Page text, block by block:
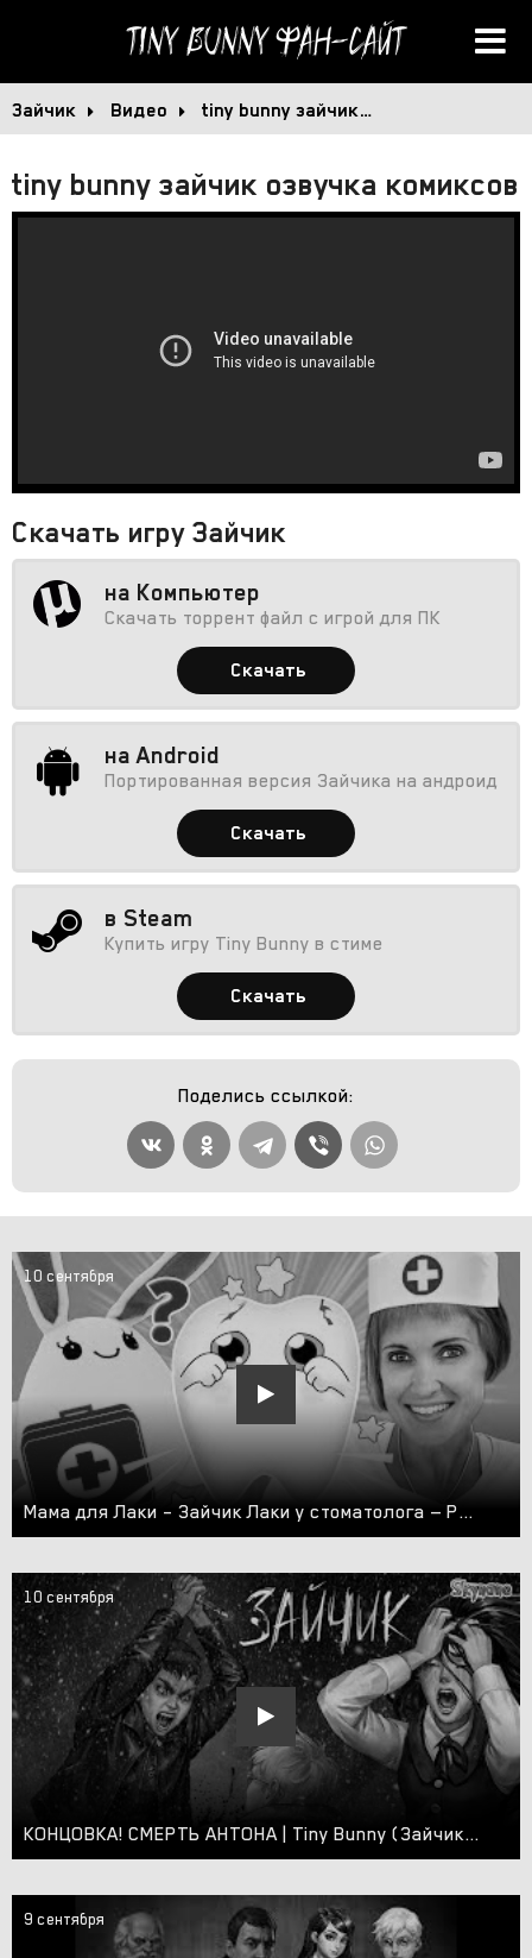
Tiny BunnyФан-сайт
Зайчик Видео tiny bunny зайчик…
tiny bunny зайчик озвучка комиксов
Скачать игру Зайчик
на Компьютер
Скачать торрент файл с игрой для ПК
Скачать
на Android
Портированная версия Зайчика на андроид
Скачать
в Steam
Купить игру Tiny Bunny в стиме
Скачать
Поделись ссылкой:
10 сентября
Мама для Лаки – Зайчик Лаки у стоматолога — Развивающие игры для детей Капуки Кануки
10 сентября
КОНЦОВКА! СМЕРТЬ АНТОНА | Tiny Bunny (Зайчик) 4 эпизод бьём копытом оземь [19] 4 эпизод Зайчик
9 сентября